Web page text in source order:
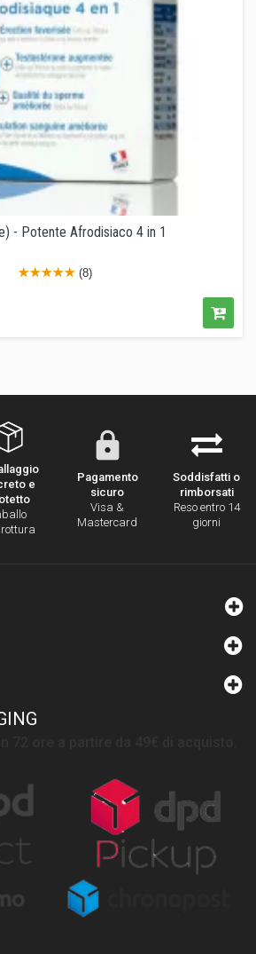
- Potente Afrodisiaco 4 in 1
(8)
e
Pagamento
sicuro
Visa &
Mastercard
Soddisfatti o
rimborsati
Reso entro 14
giorni